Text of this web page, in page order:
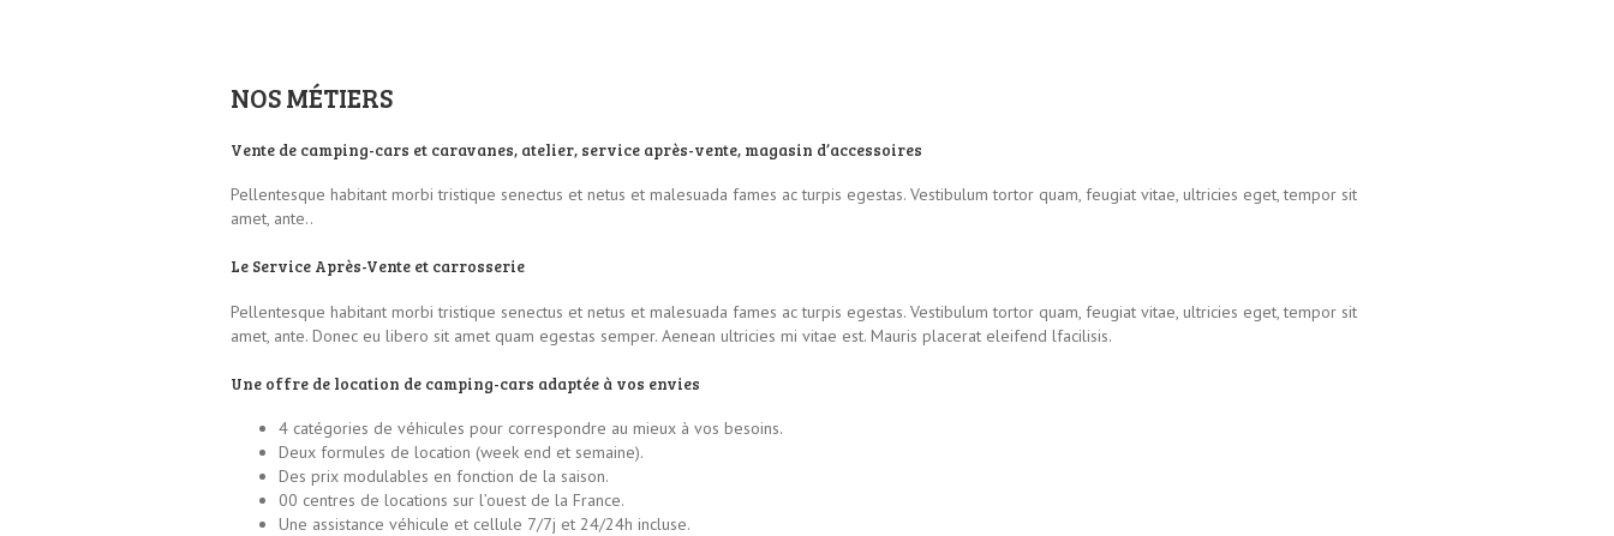
NOS MÉTIERS
Vente de camping-cars et caravanes, atelier, service après-vente, magasin d’accessoires
Pellentesque habitant morbi tristique senectus et netus et malesuada fames ac turpis egestas. Vestibulum tortor quam, feugiat vitae, ultricies eget, tempor sit
amet, ante..
Le Service Après-Vente et carrosserie
Pellentesque habitant morbi tristique senectus et netus et malesuada fames ac turpis egestas. Vestibulum tortor quam, feugiat vitae, ultricies eget, tempor sit
amet, ante. Donec eu libero sit amet quam egestas semper. Aenean ultricies mi vitae est. Mauris placerat eleifend lfacilisis.
Une offre de location de camping-cars adaptée à vos envies
4 catégories de véhicules pour correspondre au mieux à vos besoins.
Deux formules de location (week end et semaine).
Des prix modulables en fonction de la saison.
00 centres de locations sur l’ouest de la France.
Une assistance véhicule et cellule 7/7j et 24/24h incluse.